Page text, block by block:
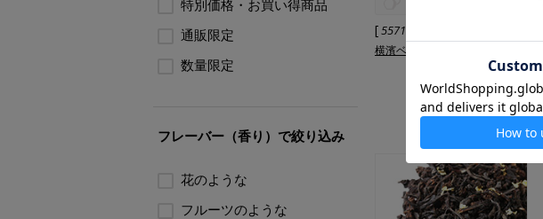
[5571
横濱ベイ
1,300円
特別価格・お買い得商品
通販限定
数量限定
フレーバー（香り）で絞り込み
花のような
フルーツのような